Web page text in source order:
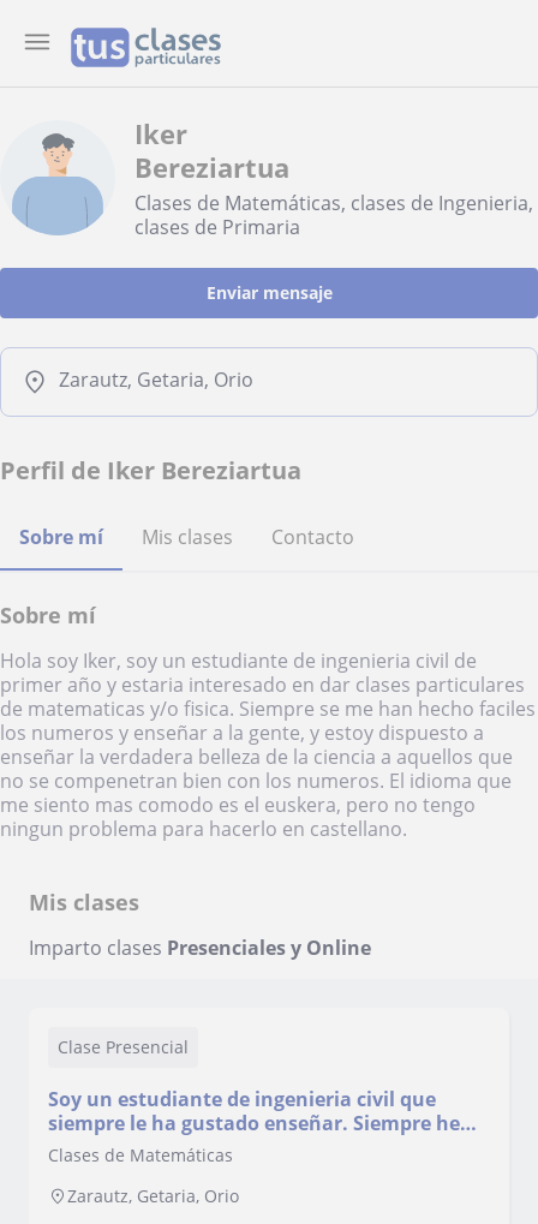
Iker
Bereziartua
Clases de Matemáticas, clases de Ingenieria,
clases de Primaria
Enviar mensaje
Zarautz, Getaria, Orio
Perfil de Iker Bereziartua
Sobre mí Mis clases Contacto
Sobre mí
Hola soy Iker, soy un estudiante de ingenieria civil de
primer año y estaria interesado en dar clases particulares
de matematicas y/o fisica. Siempre se me han hecho faciles
los numeros y enseñar a la gente, y estoy dispuesto a
enseñar la verdadera belleza de la ciencia a aquellos que
no se compenetran bien con los numeros. El idioma que
me siento mas comodo es el euskera, pero no tengo
ningun problema para hacerlo en castellano.
Mis clases
Imparto clases Presenciales y Online
Clase Presencial
Soy un estudiante de ingenieria civil que
siempre le ha gustado enseñar. Siempre he
tenido facilidad para los numeros.
Clases de Matemáticas
Zarautz, Getaria, Orio